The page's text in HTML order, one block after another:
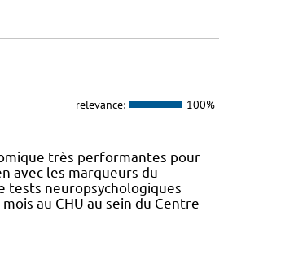
relevance: 100%
très performantes pour
avec les marqueurs du
tests neuropsychologiques
au CHU au sein du Centre